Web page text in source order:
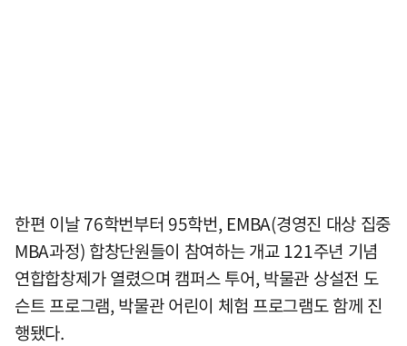
한편 이날 76학번부터 95학번, EMBA(경영진 대상 집중
MBA과정) 합창단원들이 참여하는 개교 121주년 기념
연합합창제가 열렸으며 캠퍼스 투어, 박물관 상설전 도
슨트 프로그램, 박물관 어린이 체험 프로그램도 함께 진
행됐다.